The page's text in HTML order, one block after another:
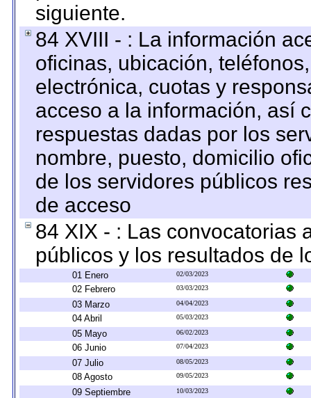
siguiente.
84 XVIII - : La información
oficinas, ubicación,
electrónica, cuotas y
acceso a la información, así
respuestas dadas por los
nombre, puesto, domicilio
de los servidores públicos
de acceso
84 XIX - : Las convocatorias
públicos y los resultados de
01 Enero 02/03/2023
02 Febrero 03/03/2023
03 Marzo 04/04/2023
04 Abril 05/03/2023
05 Mayo 06/02/2023
06 Junio 07/04/2023
07 Julio 08/05/2023
08 Agosto 09/05/2023
09 Septiembre 10/03/2023